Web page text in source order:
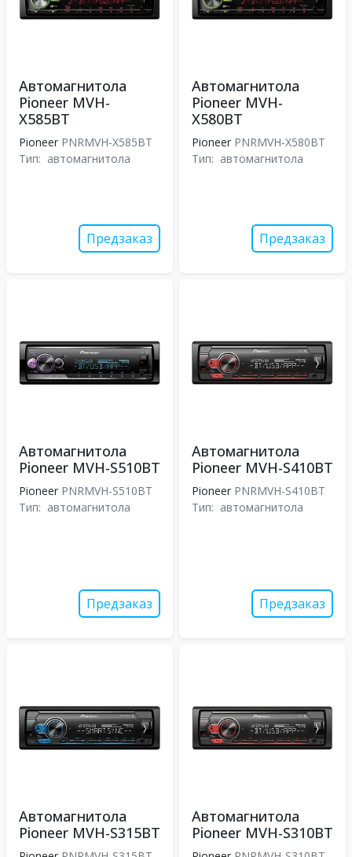
Автомагнитола
Pioneer MVH-
X585BT
Pioneer PNRMVH-X585BT
Тип: автомагнитола
Предзаказ
Автомагнитола
Pioneer MVH-
X580BT
Pioneer PNRMVH-X580BT
Тип: автомагнитола
Предзаказ
Автомагнитола
Pioneer MVH-S510BT
Pioneer PNRMVH-S510BT
Тип: автомагнитола
Предзаказ
Автомагнитола
Pioneer MVH-S410BT
Pioneer PNRMVH-S410BT
Тип: автомагнитола
Предзаказ
Автомагнитола
Pioneer MVH-S315BT
Автомагнитола
Pioneer MVH-S310BT